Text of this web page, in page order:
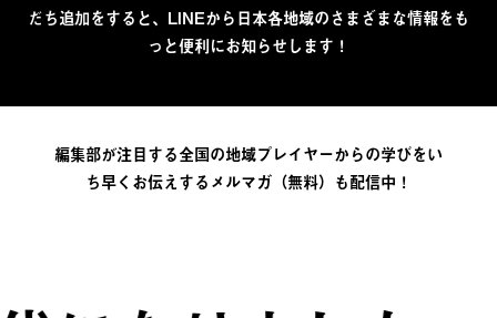
だち追加をすると、LINEから日本各地域のさまざまな情報をも
っと便利にお知らせします！
編集部が注目する全国の地域プレイヤーからの学びをい
ち早くお伝えするメルマガ（無料）も配信中！